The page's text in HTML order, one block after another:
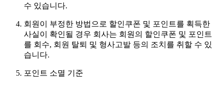
수 있습니다.
회원이 부정한 방법으로 할인쿠폰 및 포인트를 획득한
사실이 확인될 경우 회사는 회원의 할인쿠폰 및 포인트
를 회수, 회원 탈퇴 및 형사고발 등의 조치를 취할 수 있
습니다.
포인트 소멸 기준